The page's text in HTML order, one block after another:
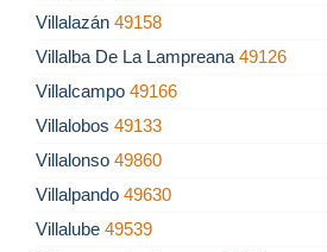
Villalazán 49158
Villalba De La Lampreana 49126
Villalcampo 49166
Villalobos 49133
Villalonso 49860
Villalpando 49630
Villalube 49539